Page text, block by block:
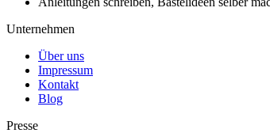
Unternehmen
Über uns
Impressum
Kontakt
Blog
Presse